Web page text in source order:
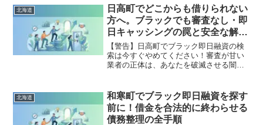
まで徹底解説。多重債務の地獄から抜け
出し、合法的に借金を減額・免除する
「債務整理」の正しい知識と、今すぐ督
促を止める無料相談窓口をご案内しま
す。
北海道
日高町でどこからも借りられない
方へ。ブラックでも審査なし・即
日キャッシングの罠と安全な解決
策
【警告】日高町でブラック即日融資の検
索は今すぐやめてください！審査が甘い
業者の正体は、あなたを破滅させる闇金
町で違法業者を避け、借金地獄から抜け
出した方々の実体験と確実な解決策を完
全公開。
北海道
和寒町でブラック即日融資を探す
前に！借金を合法的に終わらせる
債務整理の全手順